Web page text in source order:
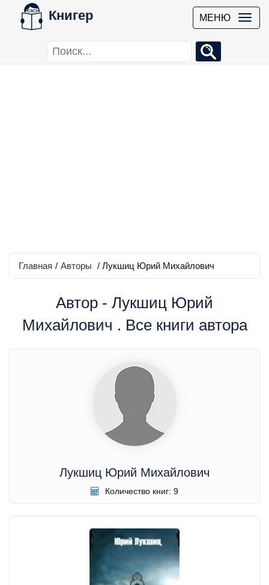
Книгер МЕНЮ
Главная / Авторы / Лукшиц Юрий Михайлович
Автор - Лукшиц Юрий
Михайлович . Все книги автора
Лукшиц Юрий Михайлович
Количество книг: 9